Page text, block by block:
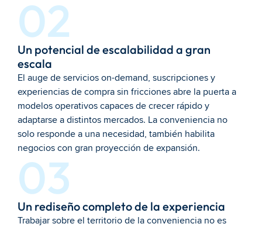
02
Un potencial de escalabilidad a gran
escala
El auge de servicios on-demand, suscripciones y
experiencias de compra sin fricciones abre la puerta a
modelos operativos capaces de crecer rápido y
adaptarse a distintos mercados. La conveniencia no
solo responde a una necesidad, también habilita
negocios con gran proyección de expansión.
03
Un rediseño completo de la experiencia
Trabajar sobre el territorio de la conveniencia no es